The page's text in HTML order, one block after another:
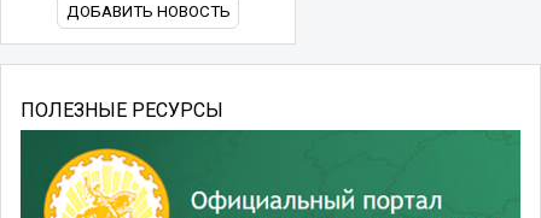
ДОБАВИТЬ НОВОСТЬ
ПОЛЕЗНЫЕ РЕСУРСЫ